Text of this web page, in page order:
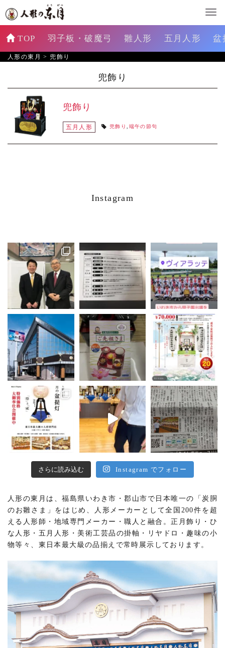
TOP 羽子板・破魔弓 雛人形 五月人形 盆
人形の東月 > 兜飾り
兜飾り
兜飾り
五月人形 兜飾り 端午の節句
Instagram
さらに読み込む Instagram でフォロー
人形の東月は、福島県いわき市・郡山市で日本唯一の「炭胴
のお雛さま」をはじめ、人形メーカーとして全国200件を超
える人形師・地域専門メーカー・職人と融合。正月飾り・ひ
な人形・五月人形・美術工芸品の掛軸・リヤドロ・趣味の小
物等々、東日本最大級の品揃えで常時展示しております。